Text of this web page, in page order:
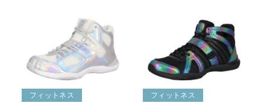
フィットネス フィットネス